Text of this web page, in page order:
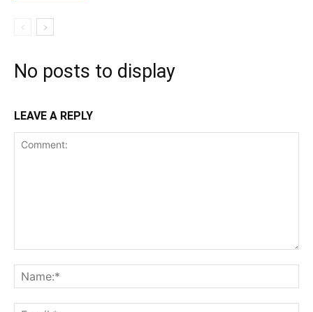
No posts to display
LEAVE A REPLY